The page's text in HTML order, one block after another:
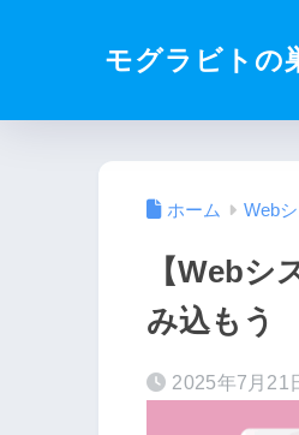
モグラビトの
ホーム Web
【Webシ
み込もう
2025年7月21